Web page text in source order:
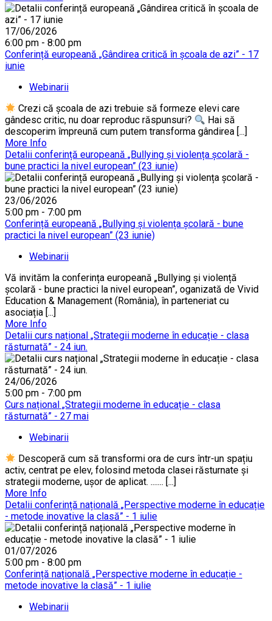
17/06/2026
6:00 pm - 8:00 pm
Conferință europeană „Gândirea critică în școala de azi” - 17
iunie
Webinarii
Crezi că școala de azi trebuie să formeze elevi care
gândesc critic, nu doar reproduc răspunsuri?
Hai să
descoperim împreună cum putem transforma gândirea [...]
More Info
Detalii conferință europeană „Bullying și violența școlară -
bune practici la nivel european” (23 iunie)
23/06/2026
5:00 pm - 7:00 pm
Conferință europeană „Bullying și violența școlară - bune
practici la nivel european” (23 iunie)
Webinarii
Vă invităm la conferința europeană „Bullying și violență
școlară - bune practici la nivel european”, oganizată de Vivid
Education & Management (România), în parteneriat cu
asociația [...]
More Info
Detalii curs național „Strategii moderne în educație - clasa
răsturnată” - 24 iun.
24/06/2026
5:00 pm - 7:00 pm
Curs național „Strategii moderne în educație - clasa
răsturnată” - 27 mai
Webinarii
Descoperă cum să transformi ora de curs într-un spațiu
activ, centrat pe elev, folosind metoda clasei răsturnate și
strategii moderne, ușor de aplicat. ....... [...]
More Info
Detalii conferință națională „Perspective moderne în educație
- metode inovative la clasă” - 1 iulie
01/07/2026
5:00 pm - 8:00 pm
Conferință națională „Perspective moderne în educație -
metode inovative la clasă” - 1 iulie
Webinarii